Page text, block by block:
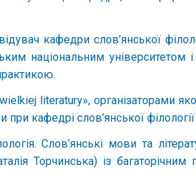
кафедри слов’янської
національним
literatury», організаторами
кафедрі слов’янської
Слов’янські мови та
Торчинська) із